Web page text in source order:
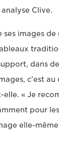
Clive.
ses images
dans
c'est
« Je
pour
elle-